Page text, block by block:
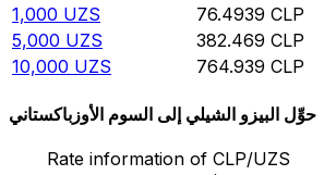
1,000 UZS 76.4939 CLP
5,000 UZS 382.469 CLP
10,000 UZS 764.939 CLP
حوِّل البيزو الشيلي إلى السوم الأوزباكستاني
Rate information of CLP/UZS